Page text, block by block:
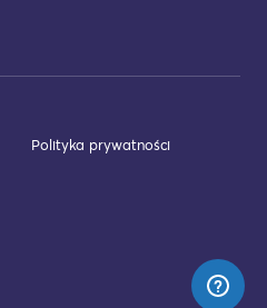
Polityka prywatności